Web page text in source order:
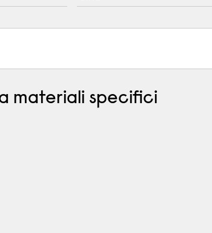
materiali specifici